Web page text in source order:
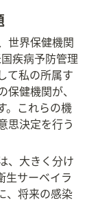
世界保健機関
疾病予防管理
て私の所属す
健機関が、
。これらの機
思決定を行う
、大きく分け
生サーベイラ
、将来の感染